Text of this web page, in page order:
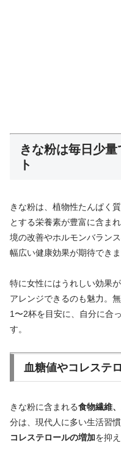
きな粉は毎日少
ト
きな粉は、植物性たんぱく
とする栄養素が豊富に含ま
境の改善やホルモンバラン
幅広い健康効果が期待できま
特に女性にはうれしい効果
アレンジできるのも魅力。
1〜2杯を目安に、自分に合
す。
血糖値やコレステ
きな粉に含まれる食物繊維
分は、現代人に多い生活習
コレステロールの増加を抑